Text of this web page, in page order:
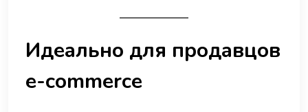
Идеально для продавцов
e-commerce